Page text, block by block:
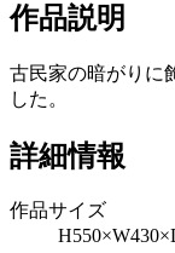
作品説明
古民家の暗がりに
した。
詳細情報
作品サイズ